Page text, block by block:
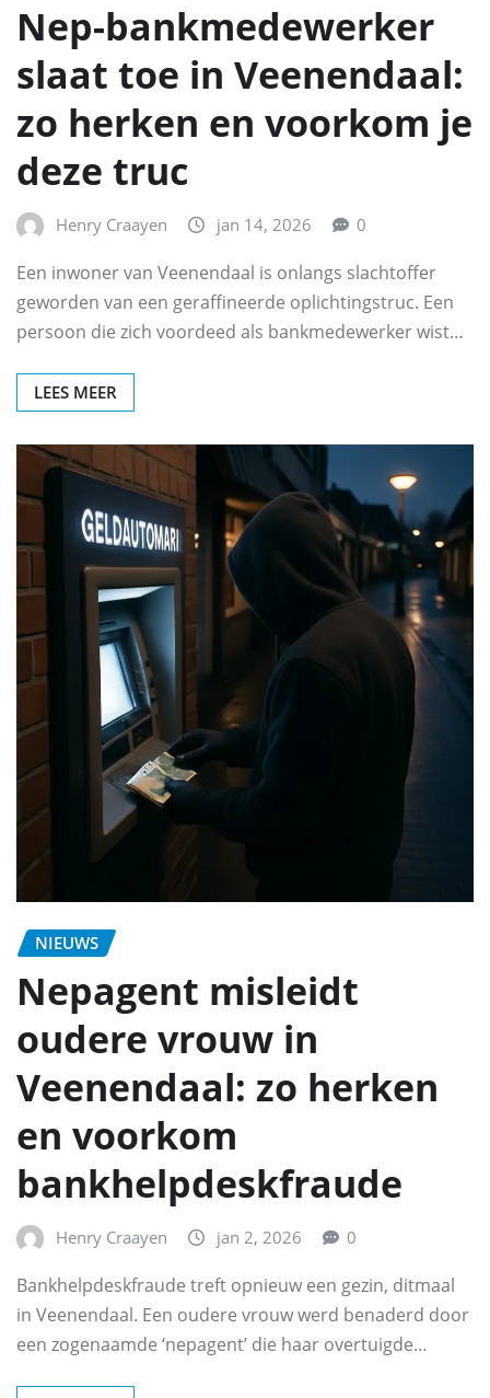
Nep-bankmedewerker
slaat toe in Veenendaal:
zo herken en voorkom je
deze truc
Henry Craayen jan 14, 2026 0
Een inwoner van Veenendaal is onlangs slachtoffer
geworden van een geraffineerde oplichtingstruc. Een
persoon die zich voordeed als bankmedewerker wist…
LEES MEER
NIEUWS
Nepagent misleidt
oudere vrouw in
Veenendaal: zo herken
en voorkom
bankhelpdeskfraude
Henry Craayen jan 2, 2026 0
Bankhelpdeskfraude treft opnieuw een gezin, ditmaal
in Veenendaal. Een oudere vrouw werd benaderd door
een zogenaamde ‘nepagent’ die haar overtuigde…